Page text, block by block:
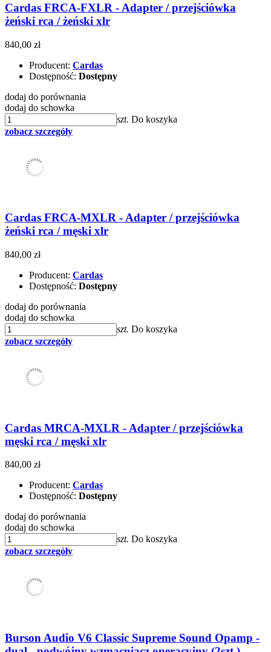
Cardas FRCA-FXLR - Adapter / przejściówka
żeński rca / żeński xlr
840,00 zł
Producent: Cardas
Dostępność: Dostępny
dodaj do porównania
dodaj do schowka
szt. Do koszyka
zobacz szczegóły
Cardas FRCA-MXLR - Adapter / przejściówka
żeński rca / męski xlr
840,00 zł
Producent: Cardas
Dostępność: Dostępny
dodaj do porównania
dodaj do schowka
szt. Do koszyka
zobacz szczegóły
Cardas MRCA-MXLR - Adapter / przejściówka
męski rca / męski xlr
840,00 zł
Producent: Cardas
Dostępność: Dostępny
dodaj do porównania
dodaj do schowka
szt. Do koszyka
zobacz szczegóły
Burson Audio V6 Classic Supreme Sound Opamp -